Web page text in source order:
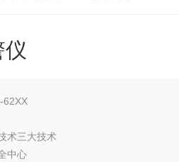
62XX
术三大技术
中心